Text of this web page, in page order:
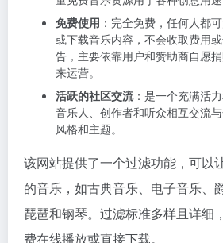
免费使用 ：完全免费，任何人都
或下载音乐内容，不会收取费用
告，主要依靠用户和赞助商自愿
来运营。
活跃的社区交流：是一个充满活
音乐人、创作者和听众相互交流
风格和主题。
该网站提供了一个过滤功能，可以
的音乐，如古典音乐、电子音乐、
琵琶和钢琴。过滤标准多样且详细
费在线播放或直接下载。